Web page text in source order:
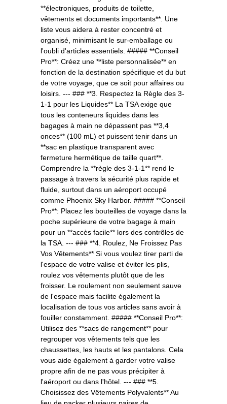
**électroniques, produits de toilette,
vêtements et documents importants**. Une
liste vous aidera à rester concentré et
organisé, minimisant le sur-emballage ou
l'oubli d'articles essentiels. ##### **Conseil
Pro**: Créez une **liste personnalisée** en
fonction de la destination spécifique et du but
de votre voyage, que ce soit pour affaires ou
loisirs. --- ### **3. Respectez la Règle des 3-
1-1 pour les Liquides** La TSA exige que
tous les conteneurs liquides dans les
bagages à main ne dépassent pas **3,4
onces** (100 mL) et puissent tenir dans un
**sac en plastique transparent avec
fermeture hermétique de taille quart**.
Comprendre la **règle des 3-1-1** rend le
passage à travers la sécurité plus rapide et
fluide, surtout dans un aéroport occupé
comme Phoenix Sky Harbor. ##### **Conseil
Pro**: Placez les bouteilles de voyage dans la
poche supérieure de votre bagage à main
pour un **accès facile** lors des contrôles de
la TSA. --- ### **4. Roulez, Ne Froissez Pas
Vos Vêtements** Si vous voulez tirer parti de
l'espace de votre valise et éviter les plis,
roulez vos vêtements plutôt que de les
froisser. Le roulement non seulement sauve
de l'espace mais facilite également la
localisation de tous vos articles sans avoir à
fouiller constamment. ##### **Conseil Pro**:
Utilisez des **sacs de rangement** pour
regrouper vos vêtements tels que les
chaussettes, les hauts et les pantalons. Cela
vous aide également à garder votre valise
propre afin de ne pas vous précipiter à
l'aéroport ou dans l'hôtel. --- ### **5.
Choisissez des Vêtements Polyvalents** Au